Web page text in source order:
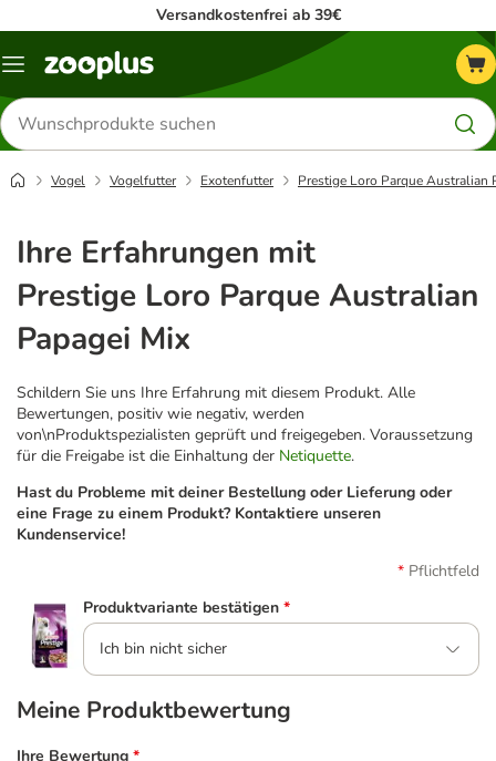
Versandkostenfrei ab 39€
Menü
Produkte
suchen
Vogel Vogelfutter Exotenfutter Prestige Loro Parque Australian
Ihre Erfahrungen mit
Prestige Loro Parque Australian
Papagei Mix
Schildern Sie uns Ihre Erfahrung mit diesem Produkt. Alle
Bewertungen, positiv wie negativ, werden
von\nProduktspezialisten geprüft und freigegeben. Voraussetzung
für die Freigabe ist die Einhaltung der Netiquette.
Hast du Probleme mit deiner Bestellung oder Lieferung oder
eine Frage zu einem Produkt? Kontaktiere unseren
Kundenservice!
Pflichtfeld
Produktvariante bestätigen *
Ich bin nicht sicher
Meine Produktbewertung
Ihre Bewertung *